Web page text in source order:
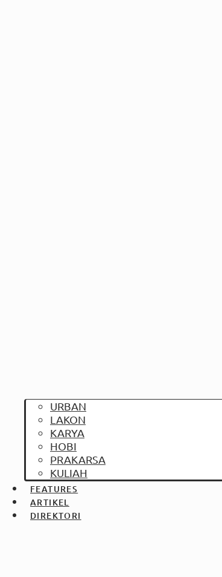
URBAN
LAKON
KARYA
HOBI
PRAKARSA
KULIAH
FEATURES
ARTIKEL
DIREKTORI